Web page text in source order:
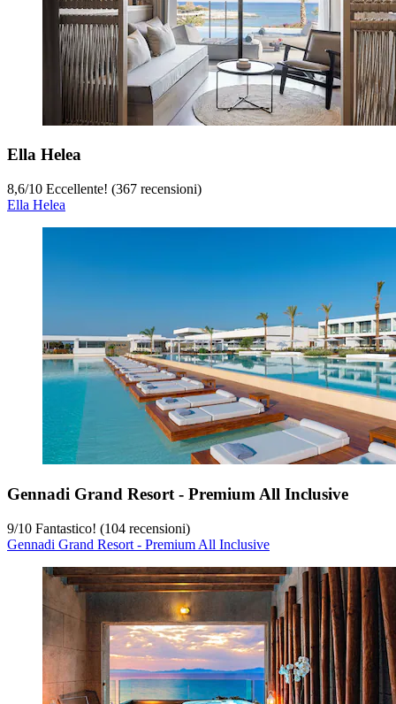
Ella Helea
8,6/10 Eccellente! (367 recensioni)
Ella Helea
Gennadi Grand Resort - Premium All Inclusive
9/10 Fantastico! (104 recensioni)
Gennadi Grand Resort - Premium All Inclusive